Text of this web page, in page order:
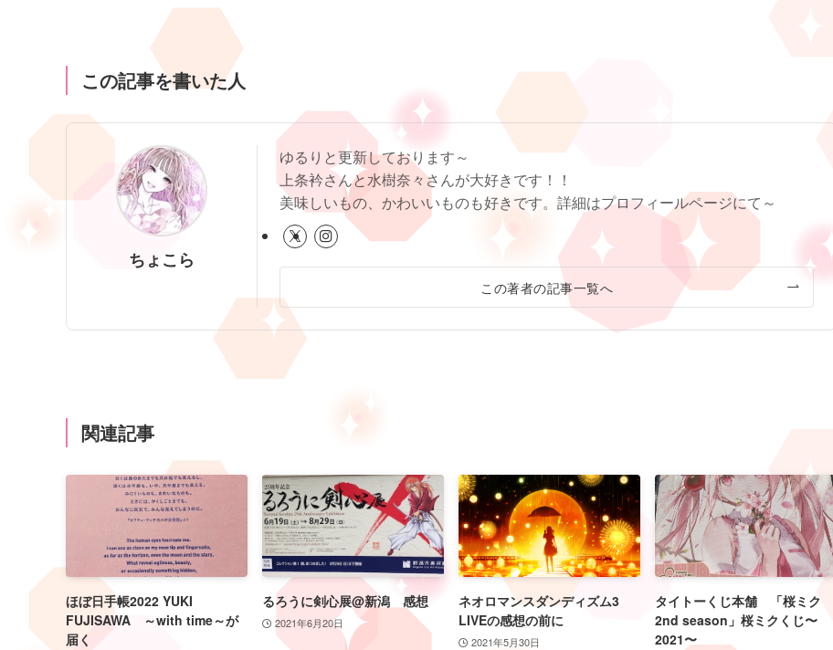
この記事を書いた人
ちょこら
ゆるりと更新しております～
上条衿さんと水樹奈々さんが大好きです！！
美味しいもの、かわいいものも好きです。詳細はプロフィールページにて～
この著者の記事一覧へ
関連記事
ほぼ日手帳2022 YUKI
FUJISAWA ～with time～が
届く
るろうに剣心展@新潟 感想
2021年6月20日
ネオロマンスダンディズム3
LIVEの感想の前に
2021年5月30日
タイトーくじ本舗 「桜ミク
2nd season」桜ミクくじ〜
2021〜